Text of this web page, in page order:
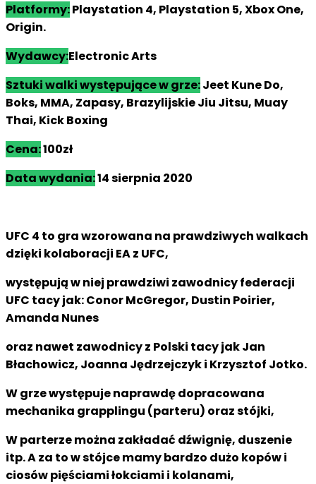
Platformy:Playstation 4, Playstation 5, Xbox One,
Origin.
Wydawcy:Electronic Arts
Sztuki walki występujące w grze:Jeet Kune Do,
Boks, MMA, Zapasy, Brazylijskie Jiu Jitsu, Muay
Thai, Kick Boxing
Cena:100zł
Data wydania:14 sierpnia 2020
UFC 4 to gra wzorowana na prawdziwych walkach
dzięki kolaboracji EA z UFC,
występują w niej prawdziwi zawodnicy federacji
UFC tacy jak: Conor McGregor, Dustin Poirier,
Amanda Nunes
oraz nawet zawodnicy z Polski tacy jak Jan
Błachowicz, Joanna Jędrzejczyk i Krzysztof Jotko.
W grze występuje naprawdę dopracowana
mechanika grapplingu (parteru) oraz stójki,
W parterze można zakładać dźwignię, duszenie
itp. A za to w stójce mamy bardzo dużo kopów i
ciosów pięściami łokciami i kolanami,